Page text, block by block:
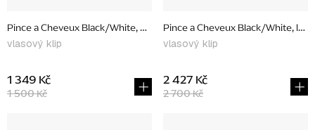
Pince a Cheveux Black/White, extra small
vlasový klip
1 500 Kč
1 349 Kč
Pince a Cheveux Black/White,
vlasový klip
2 700 Kč
2 427 Kč